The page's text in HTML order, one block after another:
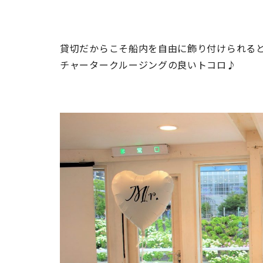
貸切だからこそ船内を自由に飾り付けられる
チャータークルージングの良いトコロ♪